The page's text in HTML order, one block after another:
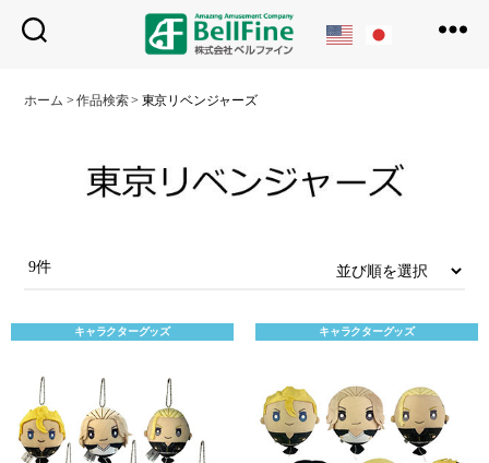
フ
ホーム >作品検索> 東京リベンジャーズ
9件
キャラクターグッズ キャラクターグッズ